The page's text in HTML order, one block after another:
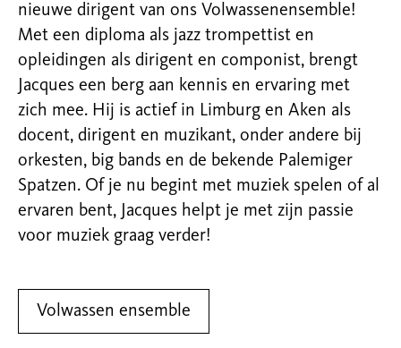
nieuwe dirigent van ons Volwassenensemble!
Met een diploma als jazz trompettist en
opleidingen als dirigent en componist, brengt
Jacques een berg aan kennis en ervaring met
zich mee. Hij is actief in Limburg en Aken als
docent, dirigent en muzikant, onder andere bij
orkesten, big bands en de bekende Palemiger
Spatzen. Of je nu begint met muziek spelen of al
ervaren bent, Jacques helpt je met zijn passie
voor muziek graag verder!
Volwassen ensemble